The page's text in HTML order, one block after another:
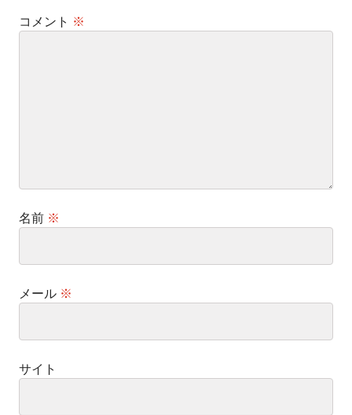
コメント ※
名前 ※
メール ※
サイト